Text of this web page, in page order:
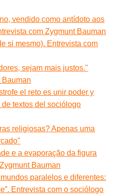
vendido como antídoto aos
com Zygmunt Bauman
si mesmo). Entrevista com
sejam mais justos."
Bauman
el reto es unir poder y
textos del sociólogo
religiosas? Apenas uma
e a evaporação da figura
Bauman
paralelos e diferentes:
Entrevista com o sociólogo